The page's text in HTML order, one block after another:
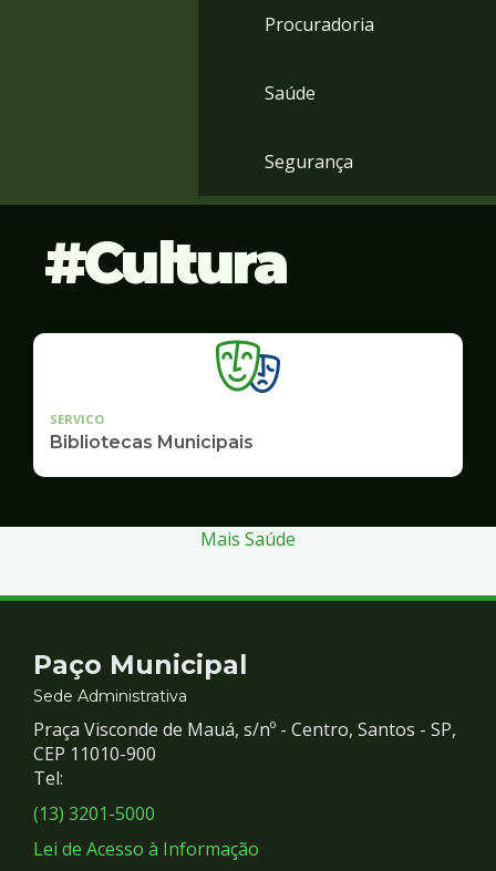
Procuradoria
Saúde
Segurança
Cultura
SERVICO
Bibliotecas Municipais
Mais Saúde
Contato
e
Redes
Sociais
Paço Municipal
Sede Administrativa
Praça Visconde de Mauá, s/nº - Centro, Santos - SP,
CEP 11010-900
Tel:
(13) 3201-5000
Lei de Acesso à Informação